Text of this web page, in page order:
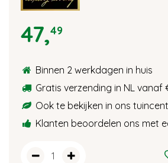
47,49
Binnen 2 werkdagen in huis
Gratis verzending in NL vanaf
Ook te bekijken in ons
Klanten beoordelen ons met